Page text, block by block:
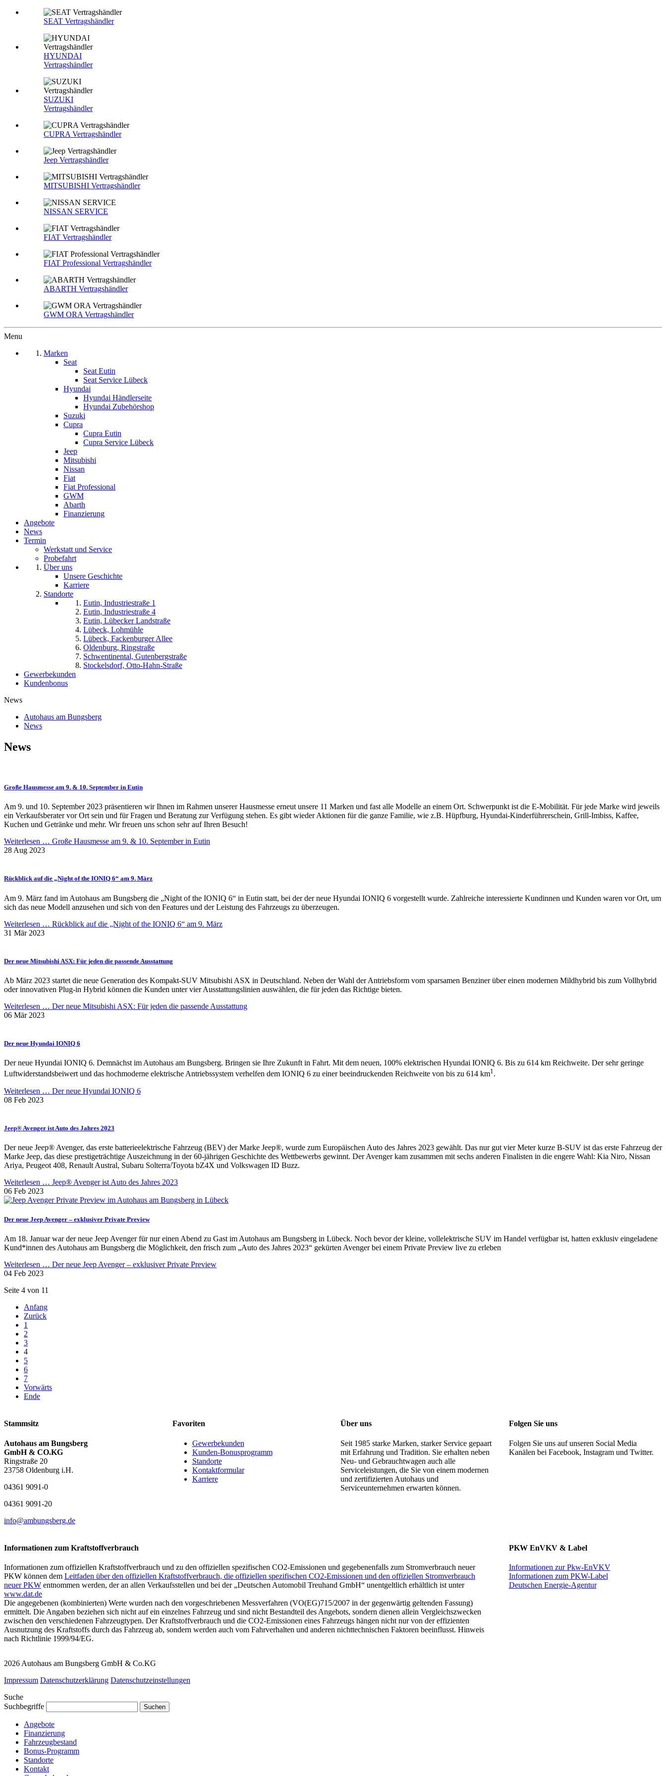
SEAT Vertragshändler
HYUNDAI
Vertragshändler
SUZUKI
Vertragshändler
CUPRA Vertragshändler
Jeep Vertragshändler
MITSUBISHI Vertragshändler
NISSAN SERVICE
FIAT Vertragshändler
FIAT Professional Vertragshändler
ABARTH Vertragshändler
GWM ORA Vertragshändler
Menu
Marken
Seat
Seat Eutin
Seat Service Lübeck
Hyundai
Hyundai Händlerseite
Hyundai Zubehörshop
Suzuki
Cupra
Cupra Eutin
Cupra Service Lübeck
Jeep
Mitsubishi
Nissan
Fiat
Fiat Professional
GWM
Abarth
Finanzierung
Angebote
News
Termin
Werkstatt und Service
Probefahrt
Über uns
Unsere Geschichte
Karriere
Standorte
Eutin, Industriestraße 1
Eutin, Industriestraße 4
Eutin, Lübecker Landstraße
Lübeck, Lohmühle
Lübeck, Fackenburger Allee
Oldenburg, Ringstraße
Schwentinental, Gutenbergstraße
Stockelsdorf, Otto-Hahn-Straße
Gewerbekunden
Kundenbonus
News
Autohaus am Bungsberg
News
News
Große Hausmesse am 9. & 10. September in Eutin
Am 9. und 10. September 2023 präsentieren wir Ihnen im Rahmen unserer Hausmesse erneut unsere 11 Marken und fast alle Modelle an einem Ort. Schwerpunkt ist die E-Mobilität. Für jede Marke wird jeweils
ein Verkaufsberater vor Ort sein und für Fragen und Beratung zur Verfügung stehen. Es gibt wieder Aktionen für die ganze Familie, wie z.B. Hüpfburg, Hyundai-Kinderführerschein, Grill-Imbiss, Kaffee,
Kuchen und Getränke und mehr. Wir freuen uns schon sehr auf Ihren Besuch!
Weiterlesen … Große Hausmesse am 9. & 10. September in Eutin
28 Aug 2023
Rückblick auf die „Night of the IONIQ 6“ am 9. März
Am 9. März fand im Autohaus am Bungsberg die „Night of the IONIQ 6“ in Eutin statt, bei der der neue Hyundai IONIQ 6 vorgestellt wurde. Zahlreiche interessierte Kundinnen und Kunden waren vor Ort, um
sich das neue Modell anzusehen und sich von den Features und der Leistung des Fahrzeugs zu überzeugen.
Weiterlesen … Rückblick auf die „Night of the IONIQ 6“ am 9. März
31 Mär 2023
Der neue Mitsubishi ASX: Für jeden die passende Ausstattung
Ab März 2023 startet die neue Generation des Kompakt-SUV Mitsubishi ASX in Deutschland. Neben der Wahl der Antriebsform vom sparsamen Benziner über einen modernen Mildhybrid bis zum Vollhybrid
oder innovativen Plug-in Hybrid können die Kunden unter vier Ausstattungslinien auswählen, die für jeden das Richtige bieten.
Weiterlesen … Der neue Mitsubishi ASX: Für jeden die passende Ausstattung
06 Mär 2023
Der neue Hyundai IONIQ 6
Der neue Hyundai IONIQ 6. Demnächst im Autohaus am Bungsberg. Bringen sie Ihre Zukunft in Fahrt. Mit dem neuen, 100% elektrischen Hyundai IONIQ 6. Bis zu 614 km Reichweite. Der sehr geringe
Luftwiderstandsbeiwert und das hochmoderne elektrische Antriebssystem verhelfen dem IONIQ 6 zu einer beeindruckenden Reichweite von bis zu 614 km1.
Weiterlesen … Der neue Hyundai IONIQ 6
08 Feb 2023
Jeep® Avenger ist Auto des Jahres 2023
Der neue Jeep® Avenger, das erste batterieelektrische Fahrzeug (BEV) der Marke Jeep®, wurde zum Europäischen Auto des Jahres 2023 gewählt. Das nur gut vier Meter kurze B-SUV ist das erste Fahrzeug der
Marke Jeep, das diese prestigeträchtige Auszeichnung in der 60-jährigen Geschichte des Wettbewerbs gewinnt. Der Avenger kam zusammen mit sechs anderen Finalisten in die engere Wahl: Kia Niro, Nissan
Ariya, Peugeot 408, Renault Austral, Subaru Solterra/Toyota bZ4X und Volkswagen ID Buzz.
Weiterlesen … Jeep® Avenger ist Auto des Jahres 2023
06 Feb 2023
Der neue Jeep Avenger – exklusiver Private Preview
Am 18. Januar war der neue Jeep Avenger für nur einen Abend zu Gast im Autohaus am Bungsberg in Lübeck. Noch bevor der kleine, vollelektrische SUV im Handel verfügbar ist, hatten exklusiv eingeladene
Kund*innen des Autohaus am Bungsberg die Möglichkeit, den frisch zum „Auto des Jahres 2023“ gekürten Avenger bei einem Private Preview live zu erleben
Weiterlesen … Der neue Jeep Avenger – exklusiver Private Preview
04 Feb 2023
Seite 4 von 11
Anfang
Zurück
1
2
3
4
5
6
7
Vorwärts
Ende
Stammsitz
Autohaus am Bungsberg
GmbH & CO.KG
Ringstraße 20
23758 Oldenburg i.H.
04361 9091-0
04361 9091-20
info@ambungsberg.de
Favoriten
Gewerbekunden
Kunden-Bonusprogramm
Standorte
Kontaktformular
Karriere
Über uns
Seit 1985 starke Marken, starker Service gepaart
mit Erfahrung und Tradition. Sie erhalten neben
Neu- und Gebrauchtwagen auch alle
Serviceleistungen, die Sie von einem modernen
und zertifizierten Autohaus und
Serviceunternehmen erwarten können.
Folgen Sie uns
Folgen Sie uns auf unseren Social Media
Kanälen bei Facebook, Instagram und Twitter.
Informationen zum Kraftstoffverbrauch
Informationen zum offiziellen Kraftstoffverbrauch und zu den offiziellen spezifischen CO2-Emissionen und gegebenenfalls zum Stromverbrauch neuer
PKW können dem Leitfaden über den offiziellen Kraftstoffverbrauch, die offiziellen spezifischen CO2-Emissionen und den offiziellen Stromverbrauch
neuer PKW entnommen werden, der an allen Verkaufsstellen und bei der „Deutschen Automobil Treuhand GmbH“ unentgeltlich erhältlich ist unter
www.dat.de
Die angegebenen (kombinierten) Werte wurden nach den vorgeschriebenen Messverfahren (VO(EG)715/2007 in der gegenwärtig geltenden Fassung)
ermittelt. Die Angaben beziehen sich nicht auf ein einzelnes Fahrzeug und sind nicht Bestandteil des Angebots, sondern dienen allein Vergleichszwecken
zwischen den verschiedenen Fahrzeugtypen. Der Kraftstoffverbrauch und die CO2-Emissionen eines Fahrzeugs hängen nicht nur von der effizienten
Ausnutzung des Kraftstoffs durch das Fahrzeug ab, sondern werden auch vom Fahrverhalten und anderen nichttechnischen Faktoren beeinflusst. Hinweis
nach Richtlinie 1999/94/EG.
PKW EnVKV & Label
Informationen zur Pkw-EnVKV
Informationen zum PKW-Label
Deutschen Energie-Agentur
2026 Autohaus am Bungsberg GmbH & Co.KG
Impressum Datenschutzerklärung Datenschutzeinstellungen
Suche
Suchbegriffe
Angebote
Finanzierung
Fahrzeugbestand
Bonus-Programm
Standorte
Kontakt